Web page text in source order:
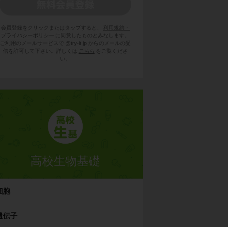
会員登録をクリックまたはタップすると、
利用規約・
プライバシーポリシー
に同意したものとみなします。
ご利用のメールサービスで @try-it.jp からのメールの受
信を許可して下さい。詳しくは
こちら
をご覧くださ
い。
高校生物基礎
胞
伝子